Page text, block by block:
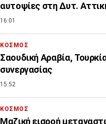
αυτοψίες στη Δυτ.
16:01
ΚΟΣΜΟΣ
Σαουδική Αραβία,
συνεργασίας
15:52
ΚΟΣΜΟΣ
Μαζική εισροή